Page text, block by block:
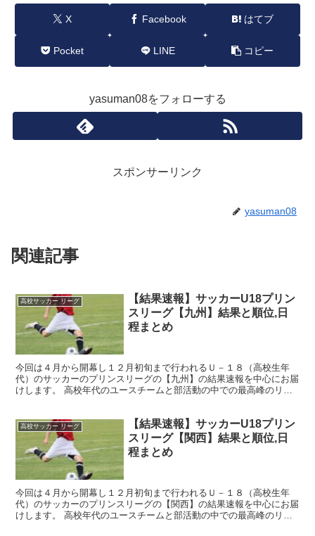
X Facebook はてブ
Pocket LINE コピー
yasuman08をフォローする
スポンサーリンク
yasuman08
関連記事
高校サッカー リーグ
【結果速報】サッカーU18プリン
スリーグ【九州】結果と順位,日
程まとめ
今回は４月から開幕し１２月初旬まで行われるＵ－１８（高校生年
代）のサッカーのプリンスリーグの【九州】の結果速報を中心にお届
けします。 高校年代のユースチームと部活動の中での最高峰のリー
高校サッカー リーグ
【結果速報】サッカーU18プリン
スリーグ【関西】結果と順位,日
程まとめ
今回は４月から開幕し１２月初旬まで行われるＵ－１８（高校生年
代）のサッカーのプリンスリーグの【関西】の結果速報を中心にお届
けします。 高校年代のユースチームと部活動の中での最高峰のリー